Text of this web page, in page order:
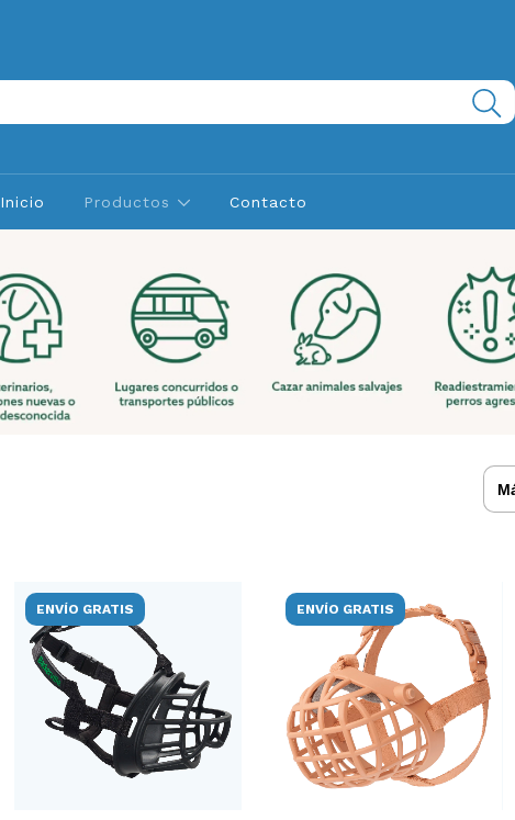
Inicio Productos Contacto
ENVÍO GRATIS ENVÍO GRATIS